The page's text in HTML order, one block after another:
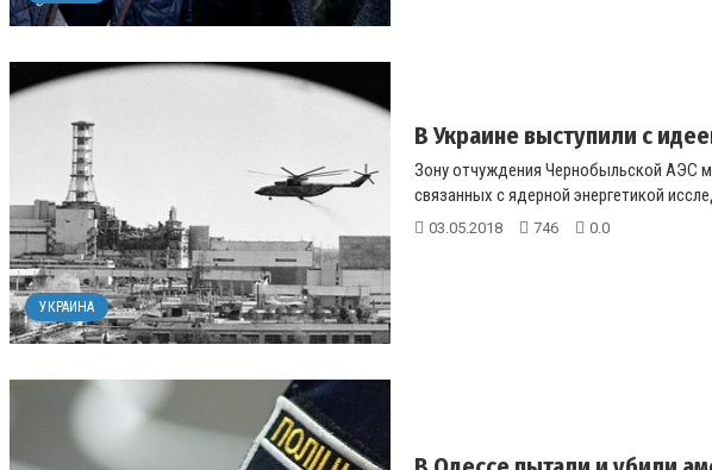
УКРАИНА
В Украине выступили с
Зону отчуждения Чернобыльской АЭС
связанных с ядерной энергетикой
03.05.2018 746 0.0